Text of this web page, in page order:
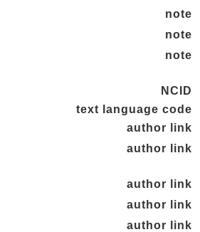
note
note
note
NCID
text language code
author link
author link
author link
author link
author link